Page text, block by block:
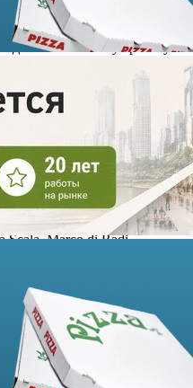
развлекательном
торгово-развлекательном
универмаги «Стокманн»
В мае начнут работу
юге России универмаг
в сочинском ТРЦ
товары (одежда для
известных
Esprit, Cinque, Desigual,
Antony Morato, Guess
Replay, Tommy Hilfiger и
продукция
марок OVS, Choupette,
Marc O’Polo Kids, Stella
Nero Giardini и Levi’s. В
будут доступны
Coincasa, Cawo, Vandyck,
Andrea Fontebasso, Ziczac,